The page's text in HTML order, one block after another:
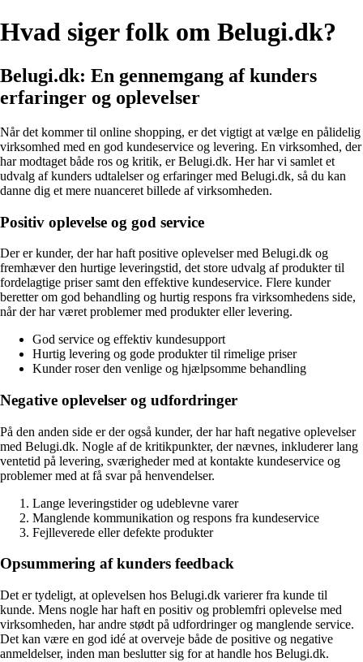
Hvad siger folk om Belugi.dk?
Belugi.dk: En gennemgang af kunders
erfaringer og oplevelser
Når det kommer til online shopping, er det vigtigt at vælge en pålidelig
virksomhed med en god kundeservice og levering. En virksomhed, der
har modtaget både ros og kritik, er Belugi.dk. Her har vi samlet et
udvalg af kunders udtalelser og erfaringer med Belugi.dk, så du kan
danne dig et mere nuanceret billede af virksomheden.
Positiv oplevelse og god service
Der er kunder, der har haft positive oplevelser med Belugi.dk og
fremhæver den hurtige leveringstid, det store udvalg af produkter til
fordelagtige priser samt den effektive kundeservice. Flere kunder
beretter om god behandling og hurtig respons fra virksomhedens side,
når der har været problemer med produkter eller levering.
God service og effektiv kundesupport
Hurtig levering og gode produkter til rimelige priser
Kunder roser den venlige og hjælpsomme behandling
Negative oplevelser og udfordringer
På den anden side er der også kunder, der har haft negative oplevelser
med Belugi.dk. Nogle af de kritikpunkter, der nævnes, inkluderer lang
ventetid på levering, sværigheder med at kontakte kundeservice og
problemer med at få svar på henvendelser.
Lange leveringstider og udeblevne varer
Manglende kommunikation og respons fra kundeservice
Fejlleverede eller defekte produkter
Opsummering af kunders feedback
Det er tydeligt, at oplevelsen hos Belugi.dk varierer fra kunde til
kunde. Mens nogle har haft en positiv og problemfri oplevelse med
virksomheden, har andre stødt på udfordringer og manglende service.
Det kan være en god idé at overveje både de positive og negative
anmeldelser, inden man beslutter sig for at handle hos Belugi.dk.